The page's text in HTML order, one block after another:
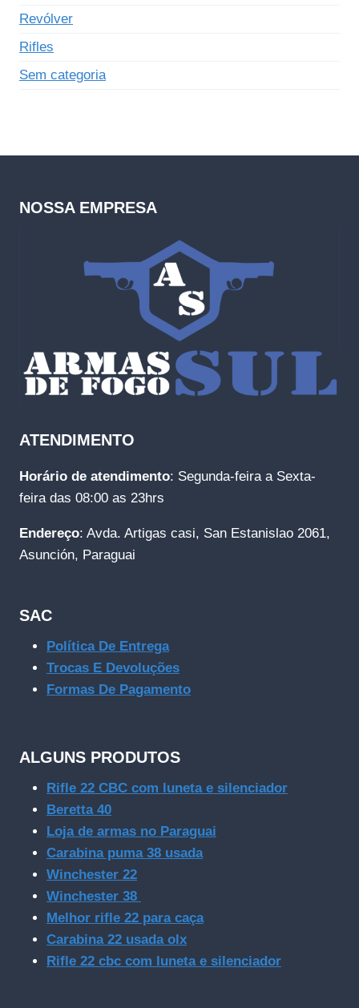
Revólver
Rifles
Sem categoria
NOSSA EMPRESA
ATENDIMENTO
Horário de atendimento: Segunda-feira a Sexta-
feira das 08:00 as 23hrs
Endereço: Avda. Artigas casi, San Estanislao 2061,
Asunción, Paraguai
SAC
Política De Entrega
Trocas E Devoluções
Formas De Pagamento
ALGUNS PRODUTOS
Rifle 22 CBC com luneta e silenciador
Beretta 40
Loja de armas no Paraguai
Carabina puma 38 usada
Winchester 22
Winchester 38
Melhor rifle 22 para caça
Carabina 22 usada olx
Rifle 22 cbc com luneta e silenciador